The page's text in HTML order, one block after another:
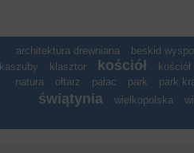
architektura drewniana beskid
kaszuby
klasztor kościół
natura
ołtarz pałac park park
świątynia wielkopolska